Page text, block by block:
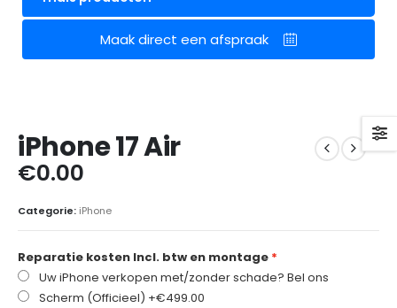
Maak direct een afspraak
iPhone 17 Air
€0.00
Categorie: iPhone
Reparatie kosten Incl. btw en montage
Uw iPhone verkopen met/zonder schade? Bel ons
Scherm (Officieel) +€499.00